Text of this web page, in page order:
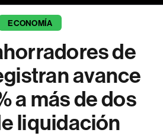
ECONOMÍA
de
avance
a más de dos
liquidación